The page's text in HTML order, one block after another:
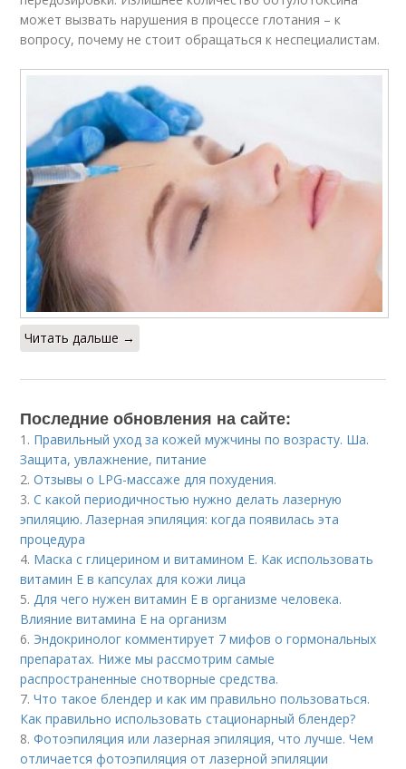
может вызвать нарушения в процессе глотания – к
вопросу, почему не стоит обращаться к неспециалистам.
Читать дальше →
Последние обновления на сайте:
1. Правильный уход за кожей мужчины по возрасту. Ша.
Защита, увлажнение, питание
2.Отзывы о LPG-массаже для похудения.
3.С какой периодичностью нужно делать лазерную
эпиляцию. Лазерная эпиляция: когда появилась эта
процедура
4. Маска с глицерином и витамином Е. Как использовать
витамин E в капсулах для кожи лица
5.Для чего нужен витамин Е в организме человека.
Влияние витамина E на организм
6. Эндокринолог комментирует 7 мифов о гормональных
препаратах. Ниже мы рассмотрим самые
распространенные снотворные средства.
7.Что такое блендер и как им правильно пользоваться.
Как правильно использовать стационарный блендер?
8.Фотоэпиляция или лазерная эпиляция, что лучше. Чем
отличается фотоэпиляция от лазерной эпиляции